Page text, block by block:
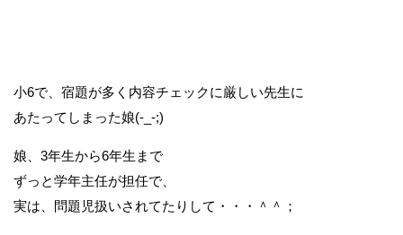
小6で、宿題が多く内容チェックに厳しい先生に
あたってしまった娘(-_-;)
娘、3年生から6年生まで
ずっと学年主任が担任で、
実は、問題児扱いされてたりして・・・＾＾；